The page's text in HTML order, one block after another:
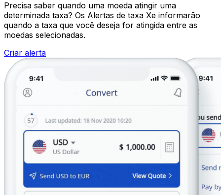
Precisa saber quando uma moeda atingir uma
determinada taxa? Os Alertas de taxa Xe informarão
quando a taxa que você deseja for atingida entre as
moedas selecionadas.
Criar alerta